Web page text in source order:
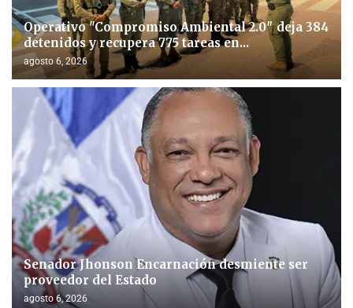
Operativo "Compromiso Ambiental 2.0″ deja 384
detenidos y recupera 775 tareas en...
agosto 6, 2026
Senador Jhonson Encarnación desmiente ser
proveedor del Estado
agosto 6, 2026